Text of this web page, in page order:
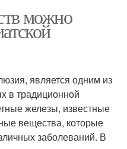
можно
является одним из
в традиционной
железы, известные
вещества, которые
заболеваний. В